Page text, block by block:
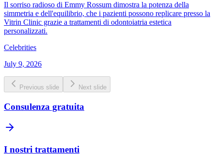
Il sorriso radioso di Emmy Rossum dimostra la potenza della
simmetria e dell'equilibrio, che i pazienti possono replicare presso la
Vitrin Clinic grazie a trattamenti di odontoiatria estetica
personalizzati.
Celebrities
July 9, 2026
Previous slide Next slide
Consulenza gratuita
I nostri trattamenti